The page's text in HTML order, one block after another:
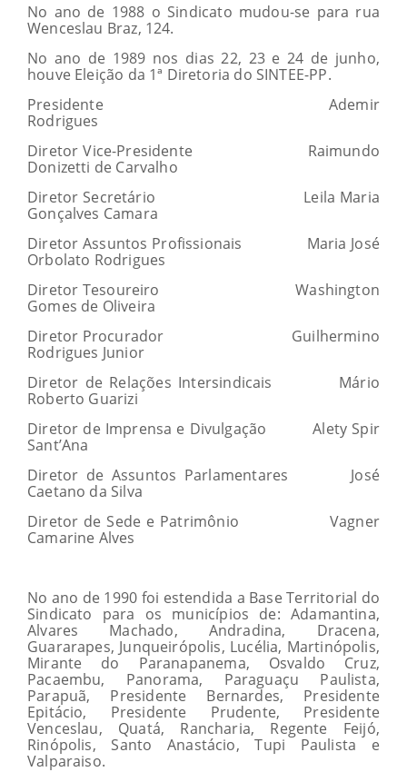
No ano de 1988 o Sindicato mudou-se para rua
Wenceslau Braz, 124.
No ano de 1989 nos dias 22, 23 e 24 de junho,
houve Eleição da 1ª Diretoria do SINTEE-PP.
Presidente Ademir
Rodrigues
Diretor Vice-Presidente Raimundo
Donizetti de Carvalho
Diretor Secretário Leila Maria
Gonçalves Camara
Diretor Assuntos Profissionais Maria José
Orbolato Rodrigues
Diretor Tesoureiro Washington
Gomes de Oliveira
Diretor Procurador Guilhermino
Rodrigues Junior
Diretor de Relações Intersindicais Mário
Roberto Guarizi
Diretor de Imprensa e Divulgação Alety Spir
Sant’Ana
Diretor de Assuntos Parlamentares José
Caetano da Silva
Diretor de Sede e Patrimônio Vagner
Camarine Alves
No ano de 1990 foi estendida a Base Territorial do
Sindicato para os municípios de: Adamantina,
Alvares Machado, Andradina, Dracena,
Guararapes, Junqueirópolis, Lucélia, Martinópolis,
Mirante do Paranapanema, Osvaldo Cruz,
Pacaembu, Panorama, Paraguaçu Paulista,
Parapuã, Presidente Bernardes, Presidente
Epitácio, Presidente Prudente, Presidente
Venceslau, Quatá, Rancharia, Regente Feijó,
Rinópolis, Santo Anastácio, Tupi Paulista e
Valparaiso.